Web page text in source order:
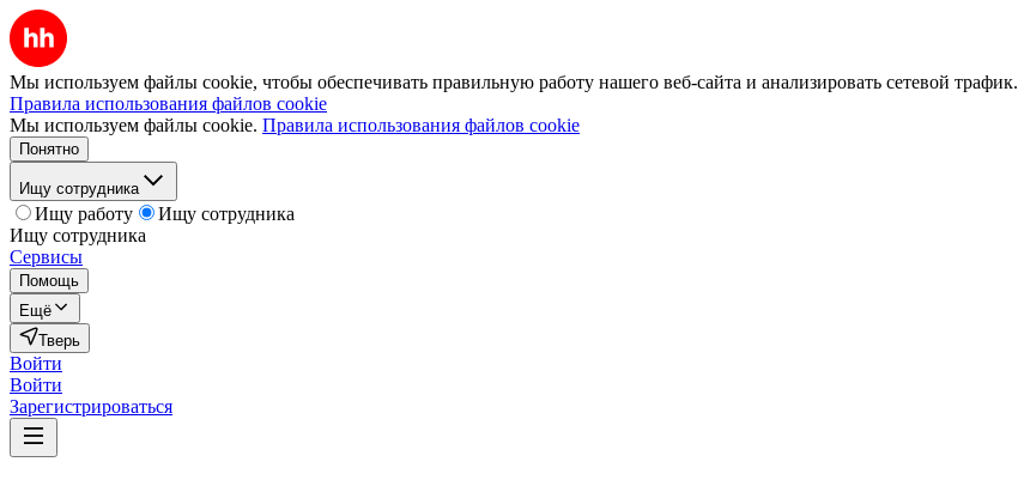
Мы используем файлы cookie, чтобы обеспечивать правильную работу нашего веб-сайта и анализировать сетевой трафик.
Правила использования файлов cookie
Мы используем файлы cookie. Правила использования файлов cookie
Понятно
Ищу сотрудника
Ищу работу
Ищу сотрудника
Ищу сотрудника
Сервисы
Помощь
Ещё
Тверь
Войти
Войти
Зарегистрироваться